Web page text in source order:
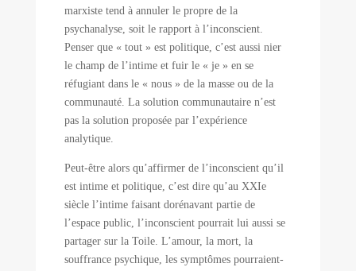
marxiste tend à annuler le propre de la
psychanalyse, soit le rapport à l’inconscient.
Penser que « tout » est politique, c’est aussi nier
le champ de l’intime et fuir le « je » en se
réfugiant dans le « nous » de la masse ou de la
communauté. La solution communautaire n’est
pas la solution proposée par l’expérience
analytique.
Peut-être alors qu’affirmer de l’inconscient qu’il
est intime et politique, c’est dire qu’au XXIe
siècle l’intime faisant dorénavant partie de
l’espace public, l’inconscient pourrait lui aussi se
partager sur la Toile. L’amour, la mort, la
souffrance psychique, les symptômes pourraient-